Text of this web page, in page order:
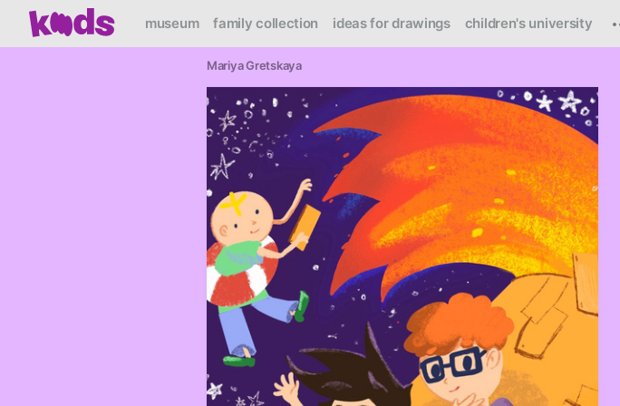
museum family collection ideas for drawings children's university
Mariya Gretskaya